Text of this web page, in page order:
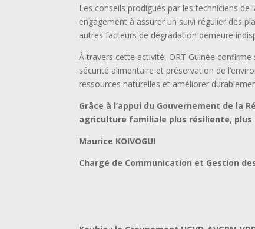
Les conseils prodigués par les techniciens
engagement à assurer un suivi régulier des
autres facteurs de dégradation demeure
À travers cette activité, ORT Guinée
sécurité alimentaire et préservation de
ressources naturelles et améliorer
Grâce à l’appui du Gouvernement de la
agriculture familiale plus résiliente,
Maurice KOIVOGUI
Chargé de Communication et Gestion